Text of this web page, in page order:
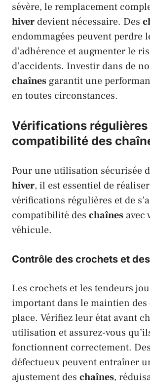
sévère, le remplacement
hiver devient nécessaire. Des
endommagées peuvent perdre
d’adhérence et augmenter le
d’accidents. Investir dans de
chaînes garantit une
en toutes circonstances.
Vérifications régulières
compatibilité des
Pour une utilisation sécurisée
hiver, il est essentiel de
vérifications régulières et de
compatibilité des chaînes avec
véhicule.
Contrôle des crochets et
Les crochets et les tendeurs
important dans le maintien des
place. Vérifiez leur état avant
utilisation et assurez-vous
fonctionnent correctement.
défectueux peuvent entraîner
ajustement des chaînes,